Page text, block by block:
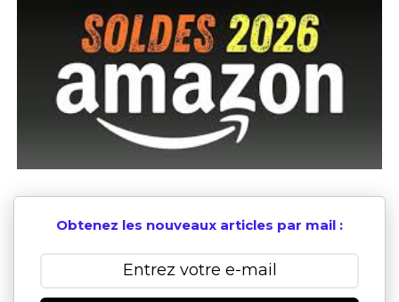
Obtenez les nouveaux articles par mail :